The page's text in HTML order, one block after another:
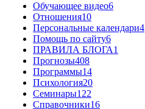
Обучающее видео6
Отношения10
Персональные календари4
Помощь по сайту6
ПРАВИЛА БЛОГА1
Прогнозы408
Программы14
Психология20
Семинары122
Справочники16